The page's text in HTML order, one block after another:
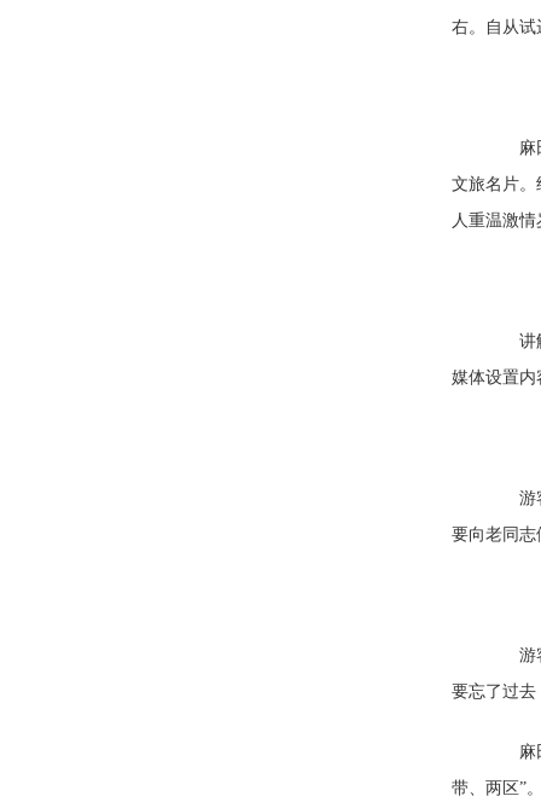
右。自从试
麻田
文旅名片。
人重温激
讲解
媒体设置内
游客
要向老同志
游客
要忘了过去
麻田
带、两区”